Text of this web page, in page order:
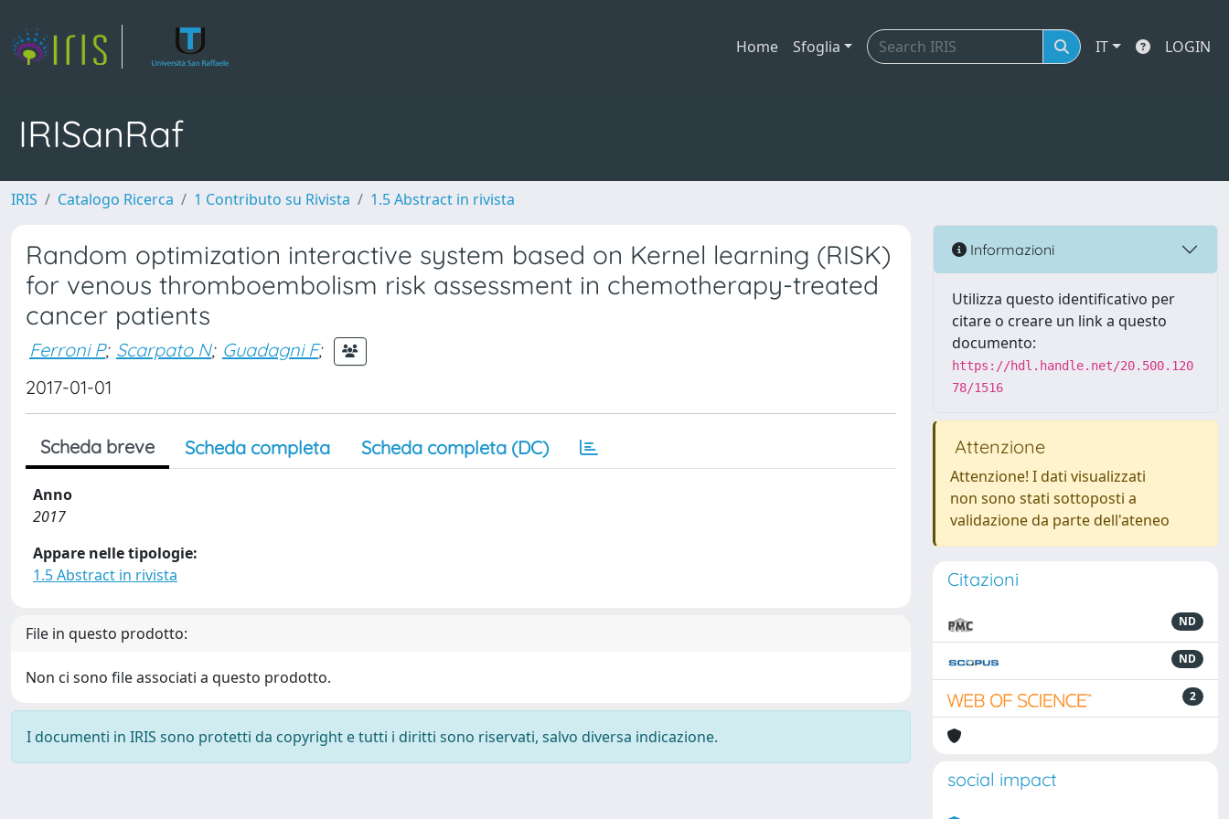
Home Sfoglia IT LOGIN
IRISanRaf
IRIS Catalogo Ricerca 1 Contributo su Rivista 1.5 Abstract in rivista
Random optimization interactive system based on Kernel learning (RISK)
for venous thromboembolism risk assessment in chemotherapy-treated
cancer patients
Ferroni P; Scarpato N; Guadagni F;
2017-01-01
Scheda breve Scheda completa Scheda completa (DC)
Anno
2017
Appare nelle tipologie:
1.5 Abstract in rivista
File in questo prodotto:
Non ci sono file associati a questo prodotto.
I documenti in IRIS sono protetti da copyright e tutti i diritti sono riservati, salvo diversa indicazione.
Informazioni
Utilizza questo identificativo per
citare o creare un link a questo
documento:
https://hdl.handle.net/20.500.120
78/1516
Attenzione
Attenzione! I dati visualizzati
non sono stati sottoposti a
validazione da parte dell'ateneo
Citazioni
ND
ND
2
social impact